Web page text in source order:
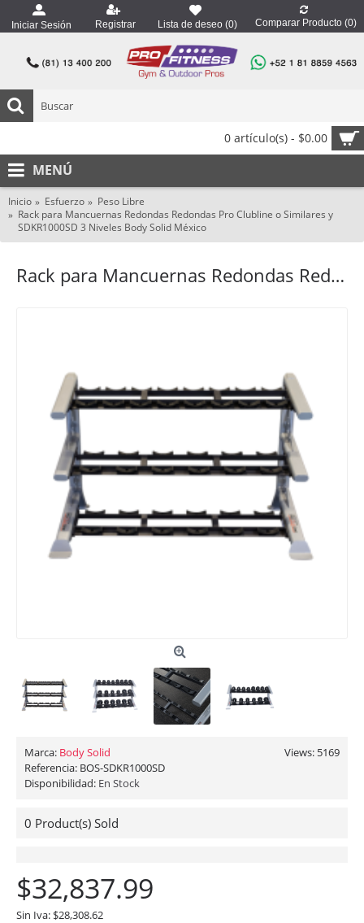
Iniciar Sesión Registrar Lista de deseo (0) Comparar Producto (0)
0 artículo(s) - $0.00
MENÚ
Inicio Esfuerzo
Peso Libre
Rack para Mancuernas Redondas Redondas Pro Clubline o Similares y
SDKR1000SD 3 Niveles Body Solid México
Rack para Mancuernas Redondas Redondas Pro Clubline o Similares y SDKR1000SD 3 Niveles Body Solid México
Views: 5169
Marca: Body Solid
Referencia: BOS-SDKR1000SD
Disponibilidad: En Stock
0 Product(s) Sold
$32,837.99
Sin Iva: $28,308.62